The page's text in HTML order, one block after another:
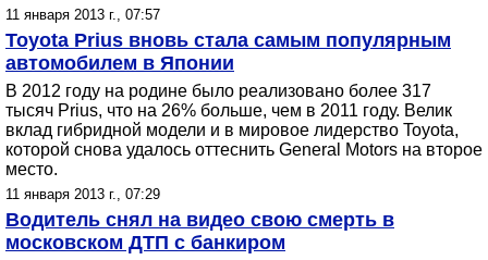
11 января 2013 г., 07:57
Toyota Prius вновь стала самым популярным
автомобилем в Японии
В 2012 году на родине было реализовано более 317
тысяч Prius, что на 26% больше, чем в 2011 году. Велик
вклад гибридной модели и в мировое лидерство Toyota,
которой снова удалось оттеснить General Motors на второе
место.
11 января 2013 г., 07:29
Водитель снял на видео свою смерть в
московском ДТП с банкиром